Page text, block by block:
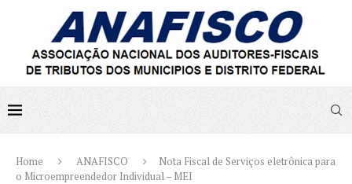
Home ANAFISCO
Nota Fiscal de Serviços eletrônica para
o Microempreendedor Individual – MEI